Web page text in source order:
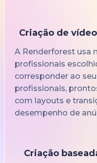
Criação de
A Renderforest usa
profissionais
corresponder ao
profissionais,
com layouts e
desempenho de
Criação